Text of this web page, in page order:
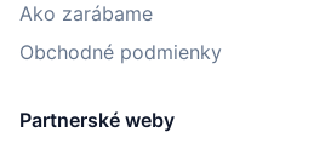
Ako zarábame
Obchodné podmienky
Partnerské weby